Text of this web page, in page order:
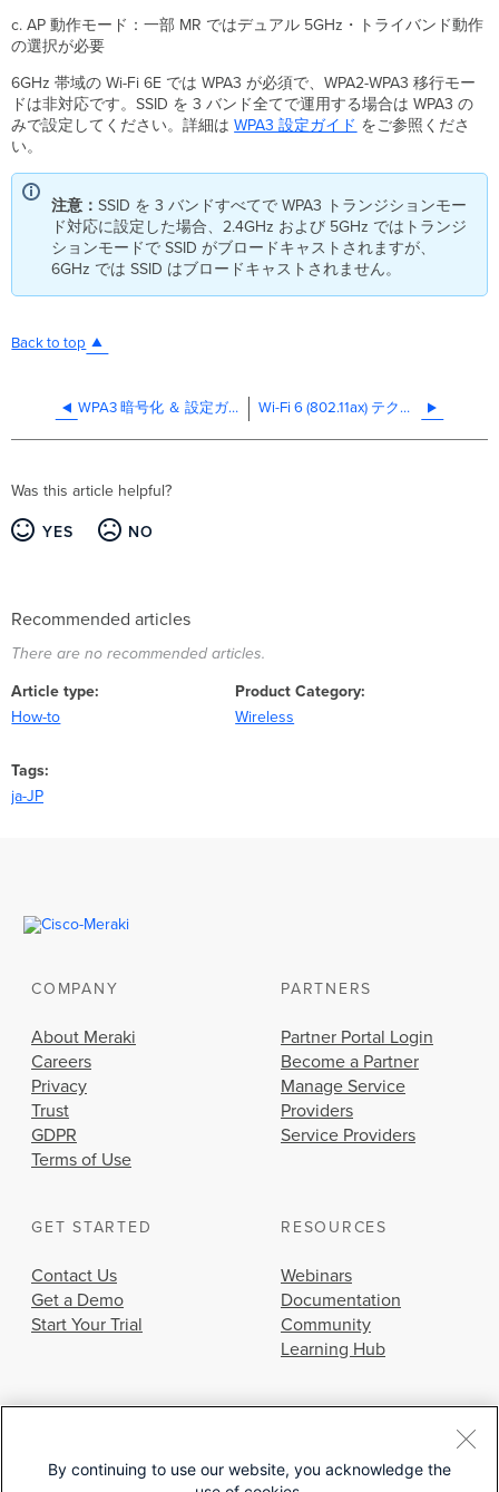
設
定
必
要
な
目
は？
c. AP 動作モード：一部 MR ではデュアル 5GHz・トライバンド動作
の選択が必要
6GHz 帯域の Wi-Fi 6E では WPA3 が必須で、WPA2-WPA3 移行モー
ドは非対応です。SSID を 3 バンド全てで運用する場合は WPA3 の
みで設定してください。詳細はWPA3 設定ガイド をご参照くださ
い。
注意：SSID を 3 バンドすべてで WPA3 トランジションモー
ド対応に設定した場合、2.4GHz および 5GHz ではトランジ
ションモードで SSID がブロードキャストされますが、
6GHz では SSID はブロードキャストされません。
Back to top
WPA3 暗号化 ＆ 設定ガイド Wi-Fi 6 (802.11ax) テクニカルガイド
Was this article helpful?
YES NO
Recommended articles
There are no recommended articles.
Article type
How-to
Product Category
Wireless
Tags
ja-JP
COMPANY
About Meraki
Careers
Privacy
Trust
GDPR
Terms of Use
PARTNERS
Partner Portal Login
Become a Partner
Manage Service
Providers
Service Providers
GET STARTED
Contact Us
Get a Demo
Start Your Trial
RESOURCES
Webinars
Documentation
Community
Learning Hub
By continuing to use our website, you acknowledge the